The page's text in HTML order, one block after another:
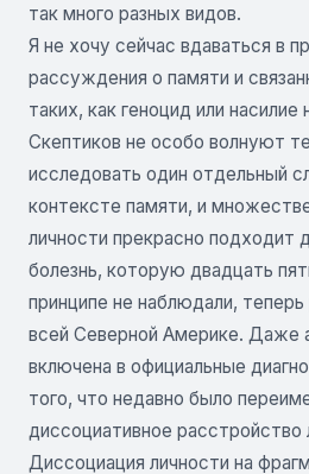
так много разных видов.
Я не хочу сейчас вдаваться в
рассуждения о памяти и
таких, как геноцид или
Скептиков не особо волнуют
исследовать один отдельный
контексте памяти, и
личности прекрасно подходит
болезнь, которую двадцать
принципе не наблюдали,
всей Северной Америке. Даже
включена в официальные
того, что недавно было
диссоциативное расстройство
Диссоциация личности на